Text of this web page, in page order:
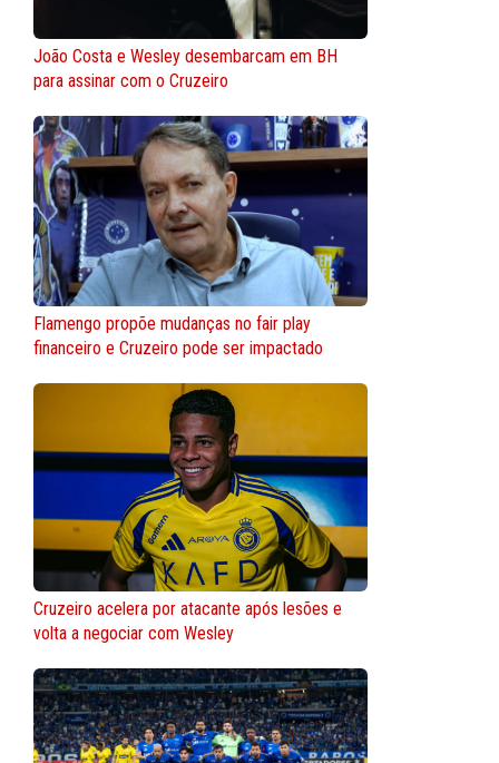
João Costa e Wesley desembarcam em BH
para assinar com o Cruzeiro
Flamengo propõe mudanças no fair play
financeiro e Cruzeiro pode ser impactado
Cruzeiro acelera por atacante após lesões e
volta a negociar com Wesley